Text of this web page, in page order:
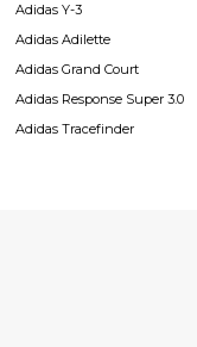
Adidas Y-3
Adidas Adilette
Adidas Grand Court
Adidas Response Super 3.0
Adidas Tracefinder